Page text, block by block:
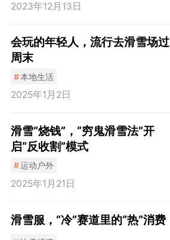
2023年12月13日
会玩的年轻人，流行去滑雪场过
周末
#本地生活
2025年1月2日
滑雪“烧钱”，“穷鬼滑雪法”开
启“反收割”模式
#运动户外
2025年1月21日
滑雪服，“冷”赛道里的“热”消费